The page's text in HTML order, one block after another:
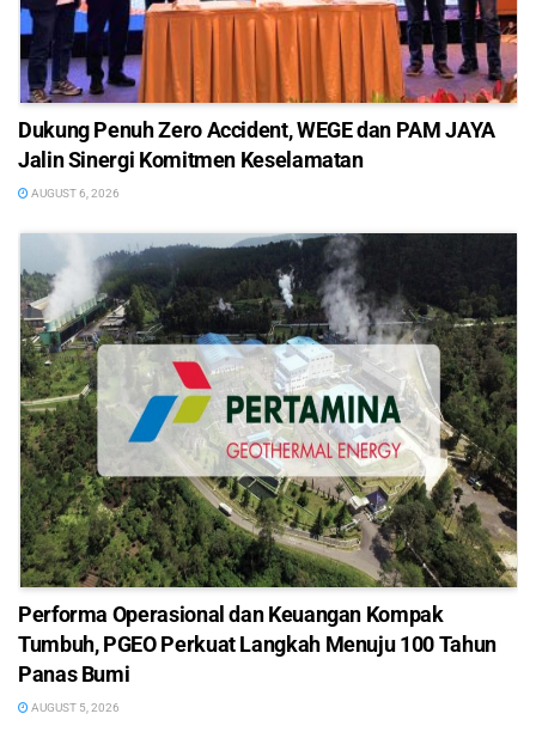
Dukung Penuh Zero Accident, WEGE dan PAM JAYA
Jalin Sinergi Komitmen Keselamatan
AUGUST 6, 2026
Performa Operasional dan Keuangan Kompak
Tumbuh, PGEO Perkuat Langkah Menuju 100 Tahun
Panas Bumi
AUGUST 5, 2026